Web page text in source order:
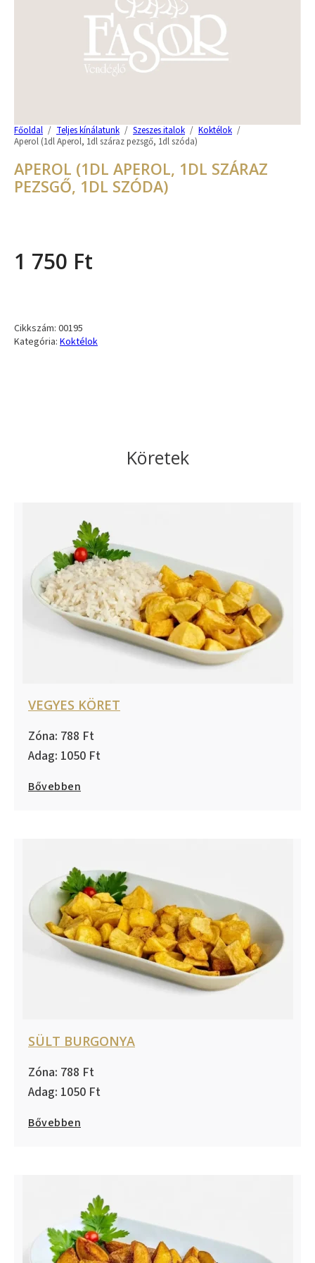
Főoldal / Teljes kínálatunk / Szeszes italok / Koktélok /
Aperol (1dl Aperol, 1dl száraz pezsgő, 1dl szóda)
APEROL (1DL APEROL, 1DL SZÁRAZ
PEZSGŐ, 1DL SZÓDA)
1 750 Ft
Cikkszám: 00195
Kategória: Koktélok
Köretek
VEGYES KÖRET
788
1050
Bővebben
SÜLT BURGONYA
788
1050
Bővebben